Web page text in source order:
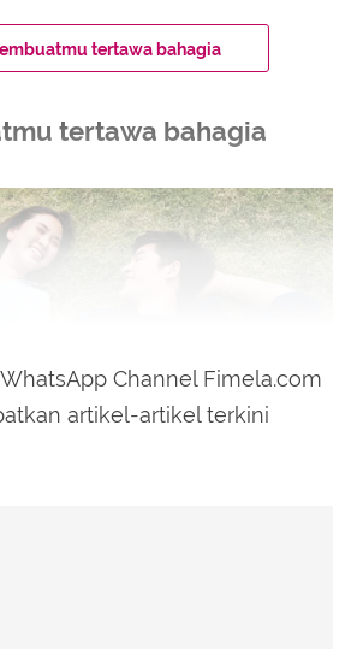
tertawa bahagia
tertawa bahagia
Channel Fimela.com
artikel-artikel terkini